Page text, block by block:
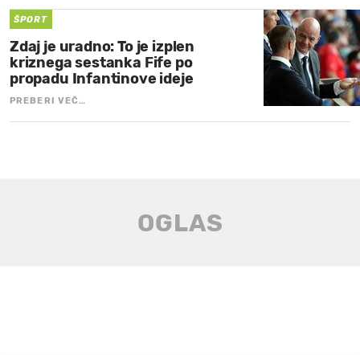
ŠPORT
Zdaj je uradno: To je izplen
kriznega sestanka Fife po
propadu Infantinove ideje
PREBERI VEČ…